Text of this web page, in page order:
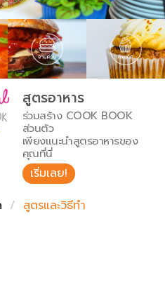
รตวง
ตถุดิบ
สูตรอาหาร
ร่วมสร้าง COOK BOOK
ส่วนตัว
เพียงแนะนำสูตรอาหารของ
คุณที่นี่
เริ่มเลย!
สูตรและวิธีทำ